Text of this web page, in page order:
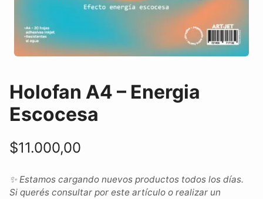
Holofan A4 – Energia
Escocesa
$11.000,00
✨ Estamos cargando nuevos productos todos los días.
Si querés consultar por este artículo o realizar un